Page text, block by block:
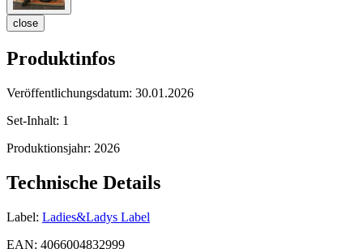
close
Produktinfos
Veröffentlichungsdatum: 30.01.2026
Set-Inhalt: 1
Produktionsjahr: 2026
Technische Details
Label: Ladies&Ladys Label
EAN: 4066004832999